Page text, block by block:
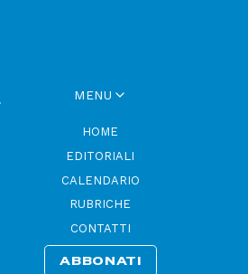
MENU
HOME
EDITORIALI
CALENDARIO
RUBRICHE
CONTATTI
ABBONATI